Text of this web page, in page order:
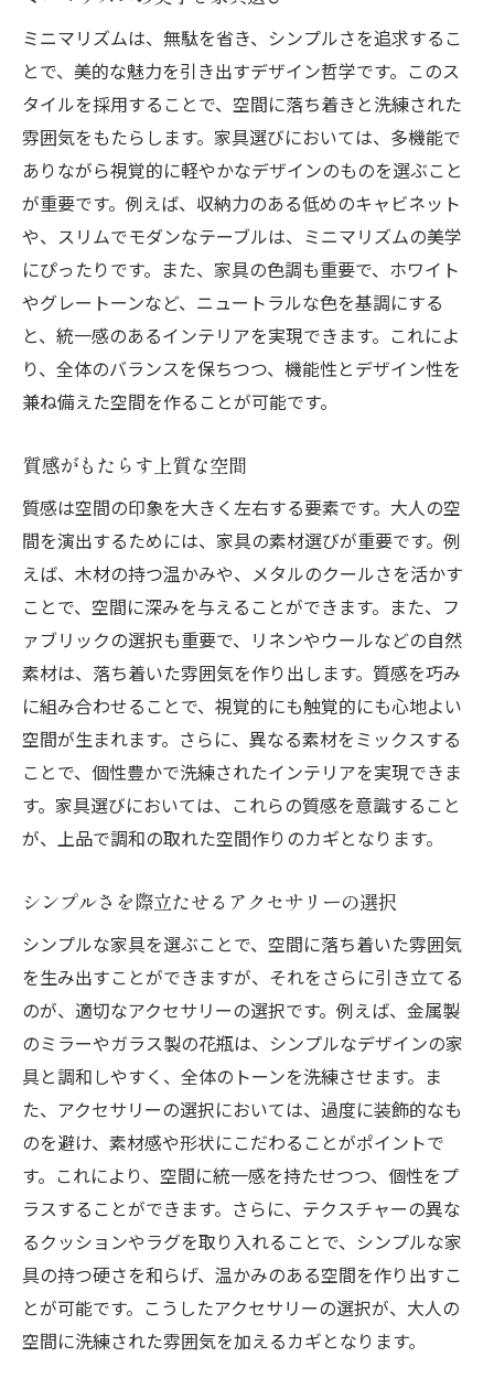
ミニマリズムは、無駄を省き、シンプルさを追求するこ
とで、美的な魅力を引き出すデザイン哲学です。このス
タイルを採用することで、空間に落ち着きと洗練された
雰囲気をもたらします。家具選びにおいては、多機能で
ありながら視覚的に軽やかなデザインのものを選ぶこと
が重要です。例えば、収納力のある低めのキャビネット
や、スリムでモダンなテーブルは、ミニマリズムの美学
にぴったりです。また、家具の色調も重要で、ホワイト
やグレートーンなど、ニュートラルな色を基調にする
と、統一感のあるインテリアを実現できます。これによ
り、全体のバランスを保ちつつ、機能性とデザイン性を
兼ね備えた空間を作ることが可能です。
質感がもたらす上質な空間
質感は空間の印象を大きく左右する要素です。大人の空
間を演出するためには、家具の素材選びが重要です。例
えば、木材の持つ温かみや、メタルのクールさを活かす
ことで、空間に深みを与えることができます。また、フ
ァブリックの選択も重要で、リネンやウールなどの自然
素材は、落ち着いた雰囲気を作り出します。質感を巧み
に組み合わせることで、視覚的にも触覚的にも心地よい
空間が生まれます。さらに、異なる素材をミックスする
ことで、個性豊かで洗練されたインテリアを実現できま
す。家具選びにおいては、これらの質感を意識すること
が、上品で調和の取れた空間作りのカギとなります。
シンプルさを際立たせるアクセサリーの選択
シンプルな家具を選ぶことで、空間に落ち着いた雰囲気
を生み出すことができますが、それをさらに引き立てる
のが、適切なアクセサリーの選択です。例えば、金属製
のミラーやガラス製の花瓶は、シンプルなデザインの家
具と調和しやすく、全体のトーンを洗練させます。ま
た、アクセサリーの選択においては、過度に装飾的なも
のを避け、素材感や形状にこだわることがポイントで
す。これにより、空間に統一感を持たせつつ、個性をプ
ラスすることができます。さらに、テクスチャーの異な
るクッションやラグを取り入れることで、シンプルな家
具の持つ硬さを和らげ、温かみのある空間を作り出すこ
とが可能です。こうしたアクセサリーの選択が、大人の
空間に洗練された雰囲気を加えるカギとなります。